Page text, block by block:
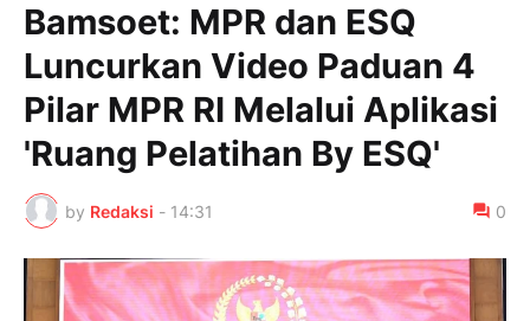
Bamsoet: MPR dan ESQ
Luncurkan Video Paduan 4
Pilar MPR RI Melalui Aplikasi
'Ruang Pelatihan By ESQ'
by Redaksi - 14:31 0